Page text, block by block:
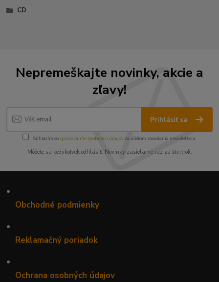
CD
Nepremeškajte novinky, akcie a
zľavy!
Prihlásiť sa
Súhlasím sospracovaním osobných údajov za účelom zasielania newslettera.
Môžete sa kedykoľvek odhlásiť. Novinky zasielame raz za štvrťrok.
•
Obchodné podmienky
•
Reklamačný poriadok
•
Ochrana osobných údajov